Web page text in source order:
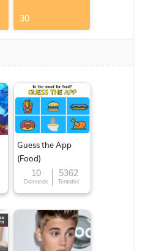
30
Guess the App
(Food)
10
Domande
5362
Tentativi